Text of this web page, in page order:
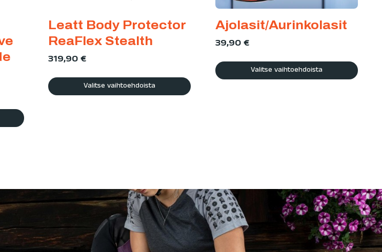
Leatt Body Protector
ReaFlex Stealth
319,90€
Valitse vaihtoehdoista
Ajolasit/Aurinkolasit
39,90€
Valitse vaihtoehdoista